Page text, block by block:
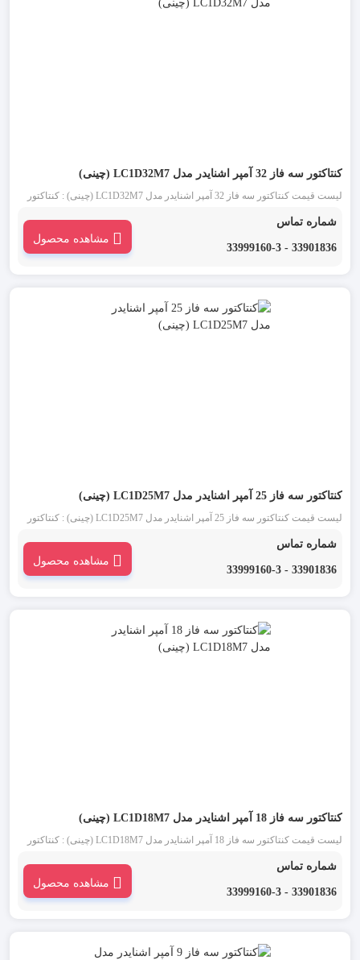
کنتاکتور سه فاز 32 آمپر اشنایدر مدل LC1D32M7 (چینی)
لیست قیمت کنتاکتور سه فاز 32 آمپر اشنایدر مدل LC1D32M7 (چینی) : کنتاکتور
جدید کنتاکتورهای اشنایدر D32 که کنتاکتور قاپک سفید نیز نامیده می شود، ساختاری
شماره تماس
33901836 - 33999160-3
مشاهده محصول
کنتاکتور سه فاز 25 آمپر اشنایدر مدل LC1D25M7 (چینی)
لیست قیمت کنتاکتور سه فاز 25 آمپر اشنایدر مدل LC1D25M7 (چینی) : کنتاکتور
جدید کنتاکتورهای اشنایدر D25 که کنتاکتور قاپک سفید نیز نامیده می شود، ساختاری
شماره تماس
33901836 - 33999160-3
مشاهده محصول
کنتاکتور سه فاز 18 آمپر اشنایدر مدل LC1D18M7 (چینی)
لیست قیمت کنتاکتور سه فاز 18 آمپر اشنایدر مدل LC1D18M7 (چینی) : کنتاکتور
جدید کنتاکتورهای اشنایدر D18 که کنتاکتور قاپک سفید نیز نامیده می شود، ساختاری
شماره تماس
33901836 - 33999160-3
مشاهده محصول